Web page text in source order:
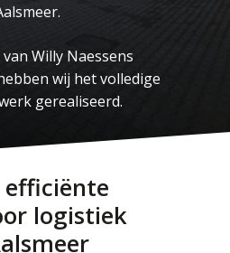
Willy Naessens
wij het volledige
gerealiseerd.
efficiënte
logistiek